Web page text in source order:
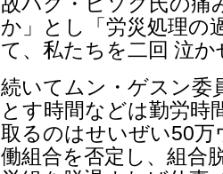
か」とし「労災処理の
て、私たちを二回 泣
続いてムン・ゲスン委
とす時間などは勤労時
取るのはせいぜい50万
働組合を否定し、組合